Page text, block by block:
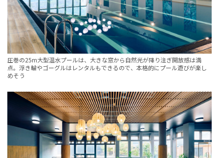
圧巻の25m大型温水プールは、大きな窓から自然光が降り注ぎ開放感は満
点。浮き輪やゴーグルはレンタルもできるので、本格的にプール遊びが楽し
めそう